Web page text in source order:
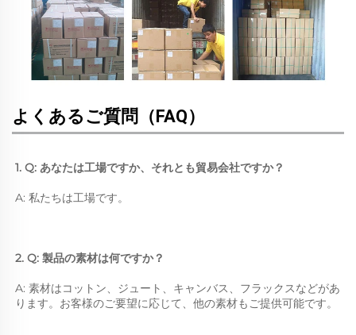
よくあるご質問（FAQ）
1. Q: あなたは工場ですか、それとも貿易会社ですか？
A: 私たちは工場です。
2. Q: 製品の素材は何ですか？
A: 素材はコットン、ジュート、キャンバス、フラックスなどがあ
ります。お客様のご要望に応じて、他の素材もご提供可能です。